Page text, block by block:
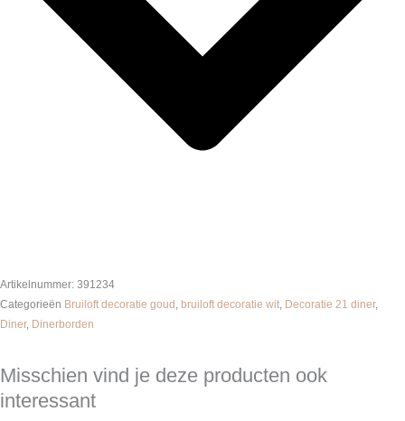
Artikelnummer: 391234
Categorieën Bruiloft decoratie goud , bruiloft decoratie wit, Decoratie 21 diner,
Diner, Dinerborden
Misschien vind je deze producten ook
interessant